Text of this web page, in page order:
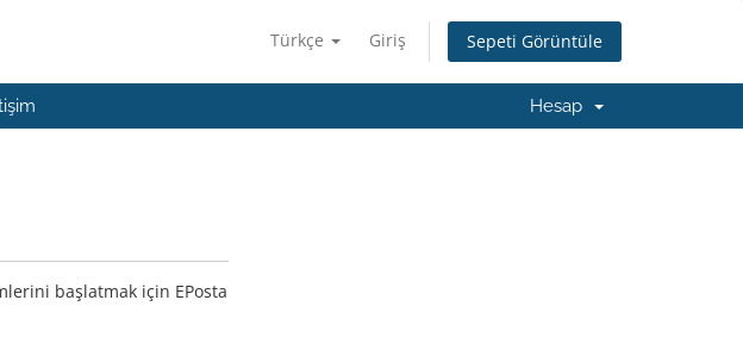
Türkçe Giriş Sepeti Görüntüle
Hesap
başlatmak için EPosta